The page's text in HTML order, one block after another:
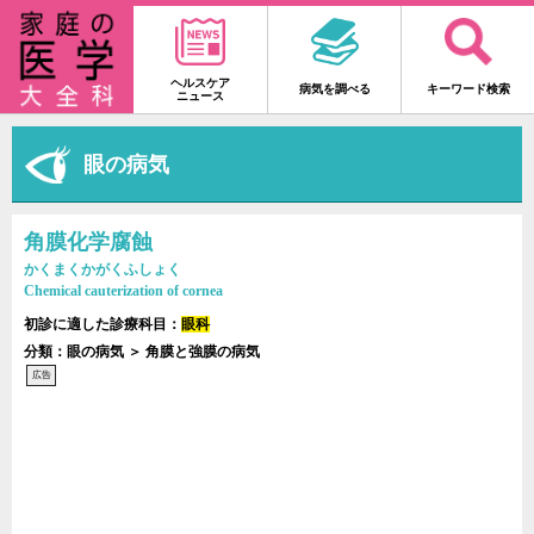
ヘルスケア
ニュース
病気を調べる キーワード検索
眼の病気
角膜化学腐蝕
かくまくかがくふしょく
Chemical cauterization of cornea
初診に適した診療科目： 眼科
分類：眼の病気 ＞ 角膜と強膜の病気
広告